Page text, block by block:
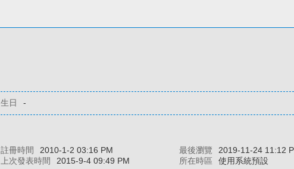
生日 -
註冊時間 2010-1-2 03:16 PM 最後瀏覽
2019-11-24 11:12
上次發表時間 2015-9-4 09:49 PM 所在時區 使用系統預設